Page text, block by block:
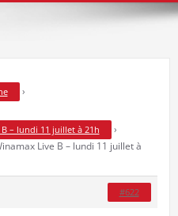
›
– lundi 11 juillet à 21h
›
Live B – lundi 11 juillet à
#622